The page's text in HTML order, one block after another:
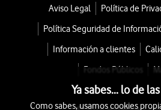
Aviso Legal
Política de
Política Seguridad de
Información a clientes
Fondos Públicos
Ya sabes... lo de
Como sabes, usamos cookies